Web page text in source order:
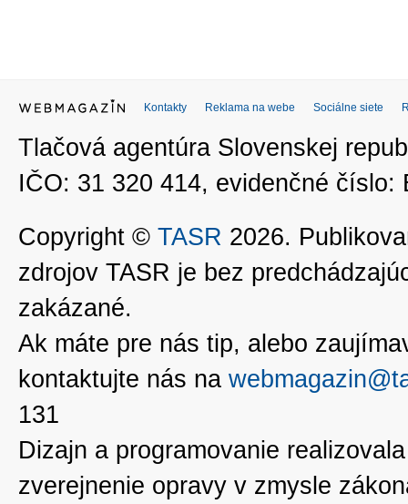
Kontakty Reklama na webe Sociálne siete
Tlačová agentúra Slovenskej
IČO: 31 320 414, evidenčné číslo:
Copyright © TASR 2026.
zdrojov TASR je bez
zakázané.
Ak máte pre nás tip, alebo
kontaktujte nás na
131
Dizajn a programovanie
zverejnenie opravy v zmysle